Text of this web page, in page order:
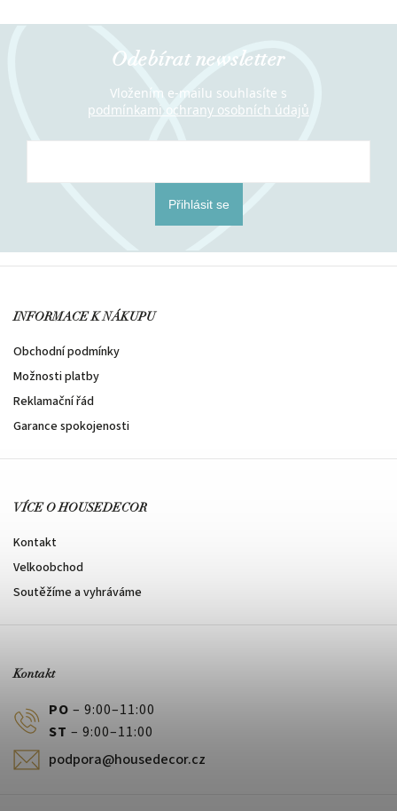
Odebírat newsletter
Vložením e-mailu souhlasíte s
podmínkami ochrany osobních údajů
Přihlásit se
INFORMACE K NÁKUPU
Obchodní podmínky
Možnosti platby
Reklamační řád
Garance spokojenosti
VÍCE O HOUSEDECOR
Kontakt
Velkoobchod
Soutěžíme a vyhráváme
Kontakt
PO – 9:00–11:00
ST – 9:00–11:00
podpora@housedecor.cz